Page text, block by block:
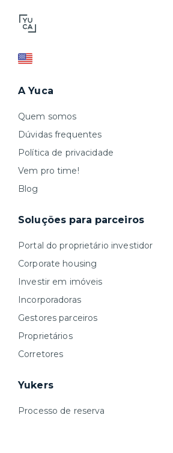
A Yuca
Quem somos
Dúvidas frequentes
Política de privacidade
Vem pro time!
Blog
Soluções para parceiros
Portal do proprietário investidor
Corporate housing
Investir em imóveis
Incorporadoras
Gestores parceiros
Proprietários
Corretores
Yukers
Processo de reserva